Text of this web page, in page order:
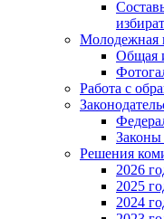
Молодежная
Общая
Работа с
Законы
Решения
2026
2025
2024